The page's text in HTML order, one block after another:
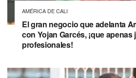
AMÉRICA DE CALI
El gran negocio que adelanta
con Yojan Garcés, ¡que
profesionales!